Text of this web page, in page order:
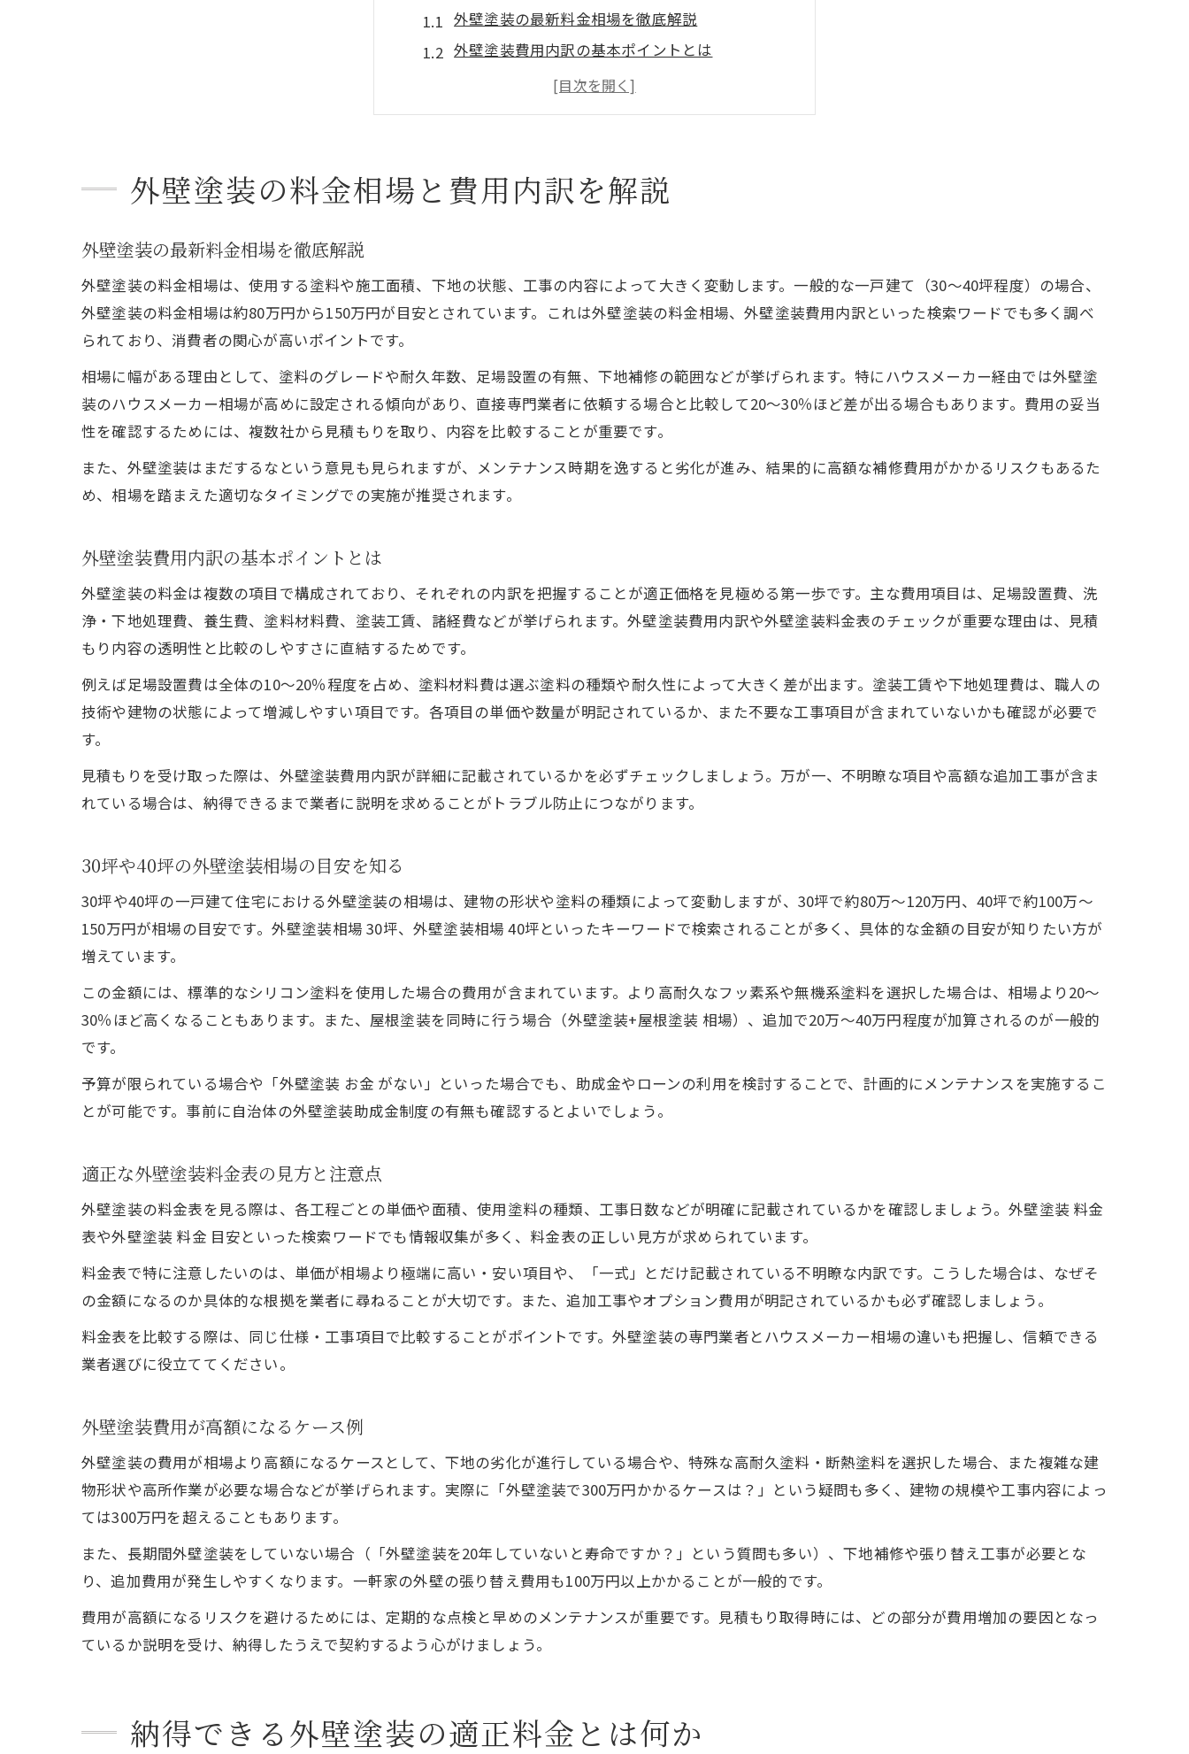
外壁塗装の最新料金相場を徹底解説
外壁塗装費用内訳の基本ポイントとは
30坪や40坪の外壁塗装相場の目安を知る
適正な外壁塗装料金表の見方と注意点
納得できる外壁塗装の適正料金とは何か
外壁塗装の適正料金を見極める基準
外壁塗装の見積もりで比較すべきポイント
外壁塗装費用がないときの解決策まとめ
外壁塗装助成金の活用で費用を抑える方法
外壁塗装費用を抑えるための事前準備とは
専門業者とハウスメーカーの料金比較のコツ
外壁塗装料金に差が出る理由と特徴とは
専門業者選びで外壁塗装費用を賢く抑える方法
セット施工で外壁塗装費用を賢く節約しよう
助成金を活用した外壁塗装費用の節約術
外壁塗装費用が安くなる公的支援制度を解説
外壁塗装助成金を最大限活用する手順
外壁塗装の料金相場と費用内訳を解説
外壁塗装の最新料金相場を徹底解説
外壁塗装の料金相場は、使用する塗料や施工面積、下地の状態、工事の内容によって大きく変動します。一般的な一戸建て（30〜40坪程度）の場合、
外壁塗装の料金相場は約80万円から150万円が目安とされています。これは外壁塗装の料金相場、外壁塗装費用内訳といった検索ワードでも多く調べ
られており、消費者の関心が高いポイントです。
相場に幅がある理由として、塗料のグレードや耐久年数、足場設置の有無、下地補修の範囲などが挙げられます。特にハウスメーカー経由では外壁塗
装のハウスメーカー相場が高めに設定される傾向があり、直接専門業者に依頼する場合と比較して20〜30％ほど差が出る場合もあります。費用の妥当
性を確認するためには、複数社から見積もりを取り、内容を比較することが重要です。
また、外壁塗装はまだするなという意見も見られますが、メンテナンス時期を逸すると劣化が進み、結果的に高額な補修費用がかかるリスクもあるた
め、相場を踏まえた適切なタイミングでの実施が推奨されます。
外壁塗装費用内訳の基本ポイントとは
外壁塗装の料金は複数の項目で構成されており、それぞれの内訳を把握することが適正価格を見極める第一歩です。主な費用項目は、足場設置費、洗
浄・下地処理費、養生費、塗料材料費、塗装工賃、諸経費などが挙げられます。外壁塗装費用内訳や外壁塗装料金表のチェックが重要な理由は、見積
もり内容の透明性と比較のしやすさに直結するためです。
例えば足場設置費は全体の10〜20％程度を占め、塗料材料費は選ぶ塗料の種類や耐久性によって大きく差が出ます。塗装工賃や下地処理費は、職人の
技術や建物の状態によって増減しやすい項目です。各項目の単価や数量が明記されているか、また不要な工事項目が含まれていないかも確認が必要で
す。
見積もりを受け取った際は、外壁塗装費用内訳が詳細に記載されているかを必ずチェックしましょう。万が一、不明瞭な項目や高額な追加工事が含ま
れている場合は、納得できるまで業者に説明を求めることがトラブル防止につながります。
30坪や40坪の外壁塗装相場の目安を知る
30坪や40坪の一戸建て住宅における外壁塗装の相場は、建物の形状や塗料の種類によって変動しますが、30坪で約80万〜120万円、40坪で約100万〜
150万円が相場の目安です。外壁塗装相場 30坪、外壁塗装相場 40坪といったキーワードで検索されることが多く、具体的な金額の目安が知りたい方が
増えています。
この金額には、標準的なシリコン塗料を使用した場合の費用が含まれています。より高耐久なフッ素系や無機系塗料を選択した場合は、相場より20〜
30％ほど高くなることもあります。また、屋根塗装を同時に行う場合（外壁塗装+屋根塗装 相場）、追加で20万〜40万円程度が加算されるのが一般的
です。
予算が限られている場合や「外壁塗装 お金 がない」といった場合でも、助成金やローンの利用を検討することで、計画的にメンテナンスを実施するこ
とが可能です。事前に自治体の外壁塗装助成金制度の有無も確認するとよいでしょう。
適正な外壁塗装料金表の見方と注意点
外壁塗装の料金表を見る際は、各工程ごとの単価や面積、使用塗料の種類、工事日数などが明確に記載されているかを確認しましょう。外壁塗装 料金
表や外壁塗装 料金 目安といった検索ワードでも情報収集が多く、料金表の正しい見方が求められています。
料金表で特に注意したいのは、単価が相場より極端に高い・安い項目や、「一式」とだけ記載されている不明瞭な内訳です。こうした場合は、なぜそ
の金額になるのか具体的な根拠を業者に尋ねることが大切です。また、追加工事やオプション費用が明記されているかも必ず確認しましょう。
料金表を比較する際は、同じ仕様・工事項目で比較することがポイントです。外壁塗装の専門業者とハウスメーカー相場の違いも把握し、信頼できる
業者選びに役立ててください。
外壁塗装費用が高額になるケース例
外壁塗装の費用が相場より高額になるケースとして、下地の劣化が進行している場合や、特殊な高耐久塗料・断熱塗料を選択した場合、また複雑な建
物形状や高所作業が必要な場合などが挙げられます。実際に「外壁塗装で300万円かかるケースは？」という疑問も多く、建物の規模や工事内容によっ
ては300万円を超えることもあります。
また、長期間外壁塗装をしていない場合（「外壁塗装を20年していないと寿命ですか？」という質問も多い）、下地補修や張り替え工事が必要とな
り、追加費用が発生しやすくなります。一軒家の外壁の張り替え費用も100万円以上かかることが一般的です。
費用が高額になるリスクを避けるためには、定期的な点検と早めのメンテナンスが重要です。見積もり取得時には、どの部分が費用増加の要因となっ
ているか説明を受け、納得したうえで契約するよう心がけましょう。
納得できる外壁塗装の適正料金とは何か
お問い合わせはこちら
お問い合わせはこちら